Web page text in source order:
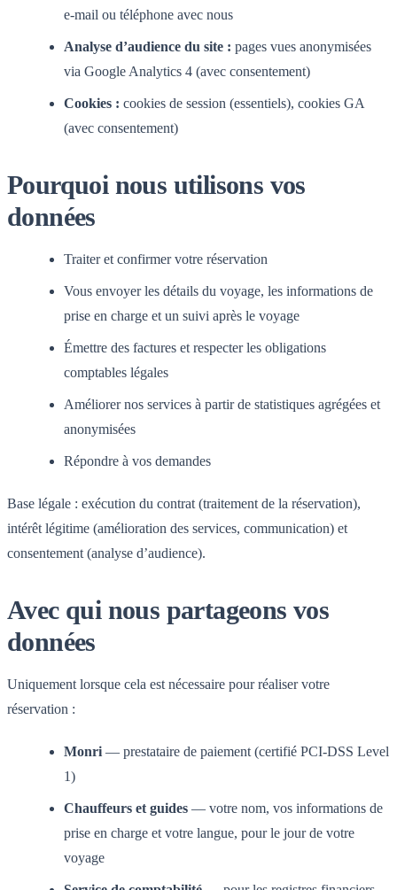
e-mail ou téléphone avec nous
Analyse d’audience du site : pages vues anonymisées
via Google Analytics 4 (avec consentement)
Cookies : cookies de session (essentiels), cookies GA
(avec consentement)
Pourquoi nous utilisons vos
données
Traiter et confirmer votre réservation
Vous envoyer les détails du voyage, les informations de
prise en charge et un suivi après le voyage
Émettre des factures et respecter les obligations
comptables légales
Améliorer nos services à partir de statistiques agrégées et
anonymisées
Répondre à vos demandes
Base légale : exécution du contrat (traitement de la réservation),
intérêt légitime (amélioration des services, communication) et
consentement (analyse d’audience).
Avec qui nous partageons vos
données
Uniquement lorsque cela est nécessaire pour réaliser votre
réservation :
Monri — prestataire de paiement (certifié PCI-DSS Level
1)
Chauffeurs et guides — votre nom, vos informations de
prise en charge et votre langue, pour le jour de votre
voyage